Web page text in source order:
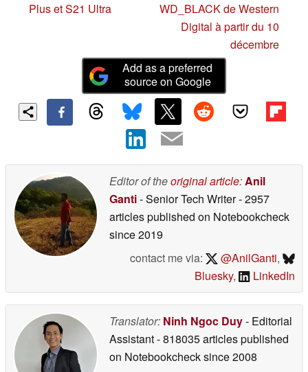
Plus et S21 Ultra
WD_BLACK de Western
Digital à partir du 10
décembre
Add as a preferred
source on Google
Editor of theoriginal article: Anil
Ganti- Senior Tech Writer- 2957
articles published on Notebookcheck
since 2019
contact me via:
@AnilGanti,
Bluesky, LinkedIn
Translator: Ninh Ngoc Duy- Editorial
Assistant- 818035 articles published
on Notebookchecksince 2008